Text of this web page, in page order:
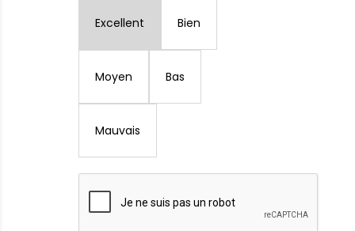
Excellent Bien
Moyen Bas
Mauvais